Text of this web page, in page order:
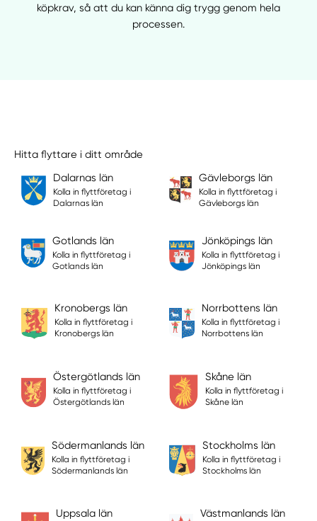
köpkrav, så att du kan känna dig trygg genom hela
processen.
Hitta flyttare i ditt område
Dalarnas län
Kolla in flyttföretag i
Dalarnas län
Gävleborgs län
Kolla in flyttföretag i
Gävleborgs län
Gotlands län
Kolla in flyttföretag i
Gotlands län
Jönköpings län
Kolla in flyttföretag i
Jönköpings län
Kronobergs län
Kolla in flyttföretag i
Kronobergs län
Norrbottens län
Kolla in flyttföretag i
Norrbottens län
Östergötlands län
Kolla in flyttföretag i
Östergötlands län
Skåne län
Kolla in flyttföretag i
Skåne län
Södermanlands län
Kolla in flyttföretag i
Södermanlands län
Stockholms län
Kolla in flyttföretag i
Stockholms län
Uppsala län Västmanlands län